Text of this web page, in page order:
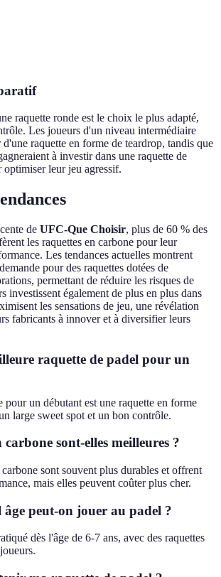
raquette ronde est le choix le plus adapté,
Les joueurs d'un niveau intermédiaire
raquette en forme de teardrop, tandis que
à investir dans une raquette de
leur jeu agressif.
de UFC-Que Choisir, plus de 60 % des
les raquettes en carbone pour leur
Les tendances actuelles montrent
pour des raquettes dotées de
permettant de réduire les risques de
investissent également de plus en plus dans
les sensations de jeu, une révélation
fabricants à innover et à diversifier leurs
raquette de padel pour un
pour un débutant est une raquette en forme
large sweet spot et un bon contrôle.
carbone sont-elles meilleures ?
sont souvent plus durables et offrent
mais elles peuvent coûter plus cher.
peut-on jouer au padel ?
dès l'âge de 6-7 ans, avec des raquettes